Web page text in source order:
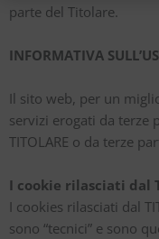
parte del Titolare.
INFORMATIVA
Il sito web, per un
servizi erogati da terze
TITOLARE o da terze
I cookie rilasciati dal
I cookies rilasciati dal
sono “tecnici” e sono